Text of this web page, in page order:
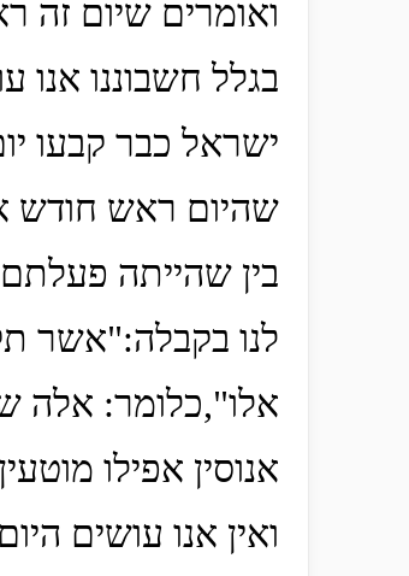
ואומרים שיום זה
בגלל חשבוננו אנו
ישראל כבר קבעו
שהיום ראש חודש
בין שהייתה
לנו בקבלה:"אשר
אלו",כלומר: אלה
אנוסין אפילו
ואין אנו עושים